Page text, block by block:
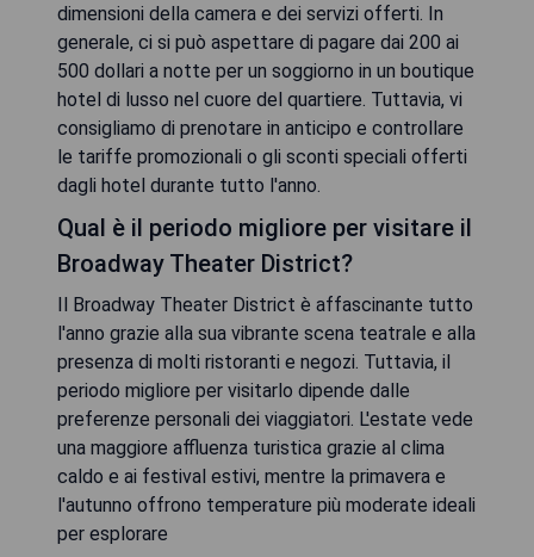
dimensioni della camera e dei servizi offerti. In
generale, ci si può aspettare di pagare dai 200 ai
500 dollari a notte per un soggiorno in un boutique
hotel di lusso nel cuore del quartiere. Tuttavia, vi
consigliamo di prenotare in anticipo e controllare
le tariffe promozionali o gli sconti speciali offerti
dagli hotel durante tutto l'anno.
Qual è il periodo migliore per visitare il
Broadway Theater District?
Il Broadway Theater District è affascinante tutto
l'anno grazie alla sua vibrante scena teatrale e alla
presenza di molti ristoranti e negozi. Tuttavia, il
periodo migliore per visitarlo dipende dalle
preferenze personali dei viaggiatori. L'estate vede
una maggiore affluenza turistica grazie al clima
caldo e ai festival estivi, mentre la primavera e
l'autunno offrono temperature più moderate ideali
per esplorare